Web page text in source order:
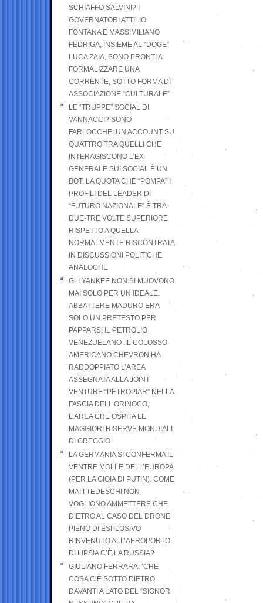
SCHIAFFO SALVINI? I
GOVERNATORI ATTILIO
FONTANA E MASSIMILIANO
FEDRIGA, INSIEME AL “DOGE”
LUCA ZAIA, SONO PRONTI A
FORMALIZZARE UNA
CORRENTE, SOTTO FORMA DI
ASSOCIAZIONE “CULTURALE”
LE “TRUPPE” SOCIAL DI
VANNACCI? SONO
FARLOCCHE: UN ACCOUNT SU
QUATTRO TRA QUELLI CHE
INTERAGISCONO L’EX
GENERALE SUI SOCIAL È UN
BOT. LA QUOTA CHE “POMPA” I
PROFILI DEL LEADER DI
“FUTURO NAZIONALE” È TRA
DUE-TRE VOLTE SUPERIORE
RISPETTO A QUELLA
NORMALMENTE RISCONTRATA
IN DISCUSSIONI POLITICHE
ANALOGHE
GLI YANKEE NON SI MUOVONO
MAI SOLO PER UN IDEALE:
ABBATTERE MADURO ERA
SOLO UN PRETESTO PER
PAPPARSI IL PETROLIO
VENEZUELANO .IL COLOSSO
AMERICANO CHEVRON HA
RADDOPPIATO L’AREA
ASSEGNATA ALLA JOINT
VENTURE “PETROPIAR” NELLA
FASCIA DELL’ORINOCO,
L’AREA CHE OSPITA LE
MAGGIORI RISERVE MONDIALI
DI GREGGIO
LA GERMANIA SI CONFERMA IL
VENTRE MOLLE DELL’EUROPA
(PER LA GIOIA DI PUTIN). COME
MAI I TEDESCHI NON
VOGLIONO AMMETTERE CHE
DIETRO AL CASO DEL DRONE
PIENO DI ESPLOSIVO
RINVENUTO ALL’AEROPORTO
DI LIPSIA C’È LA RUSSIA?
GIULIANO FERRARA: ’CHE
COSA C’È SOTTO DIETRO
DAVANTI A LATO DEL “SIGNOR